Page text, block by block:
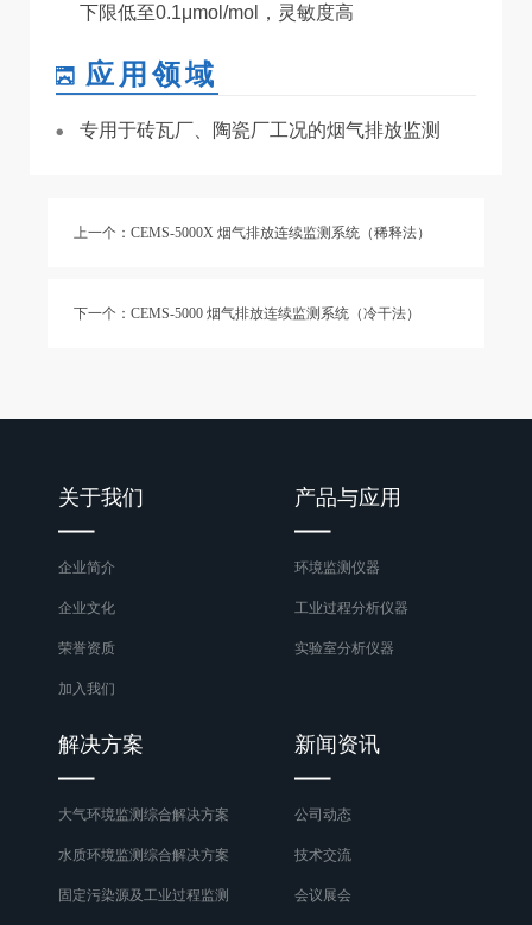
下限低至0.1μmol/mol ，灵敏度高
应用领域
专用于砖瓦厂、陶瓷厂工况的烟气排放监测
上一个：CEMS-5000X 烟气排放连续监测系统（稀释法）
下一个：CEMS-5000 烟气排放连续监测系统（冷干法）
关于我们
企业简介
企业文化
荣誉资质
加入我们
产品与应用
环境监测仪器
工业过程分析仪器
实验室分析仪器
解决方案
大气环境监测综合解决方案
水质环境监测综合解决方案
固定污染源及工业过程监测
新闻资讯
公司动态
技术交流
会议展会